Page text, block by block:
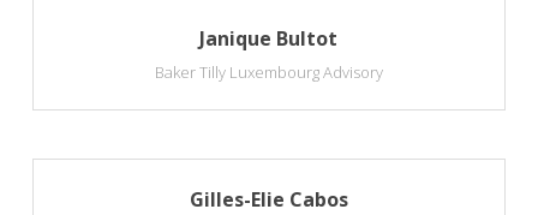
Janique Bultot
Baker Tilly Luxembourg Advisory
Gilles-Elie Cabos